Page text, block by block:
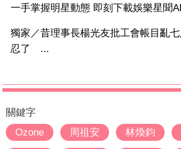
一手掌握明星動態 即刻下載娛樂星聞
獨家／昔理事長楊光友批工會帳目亂
忍了 ...
關鍵字
Ozone
周祖安 林煥鈞